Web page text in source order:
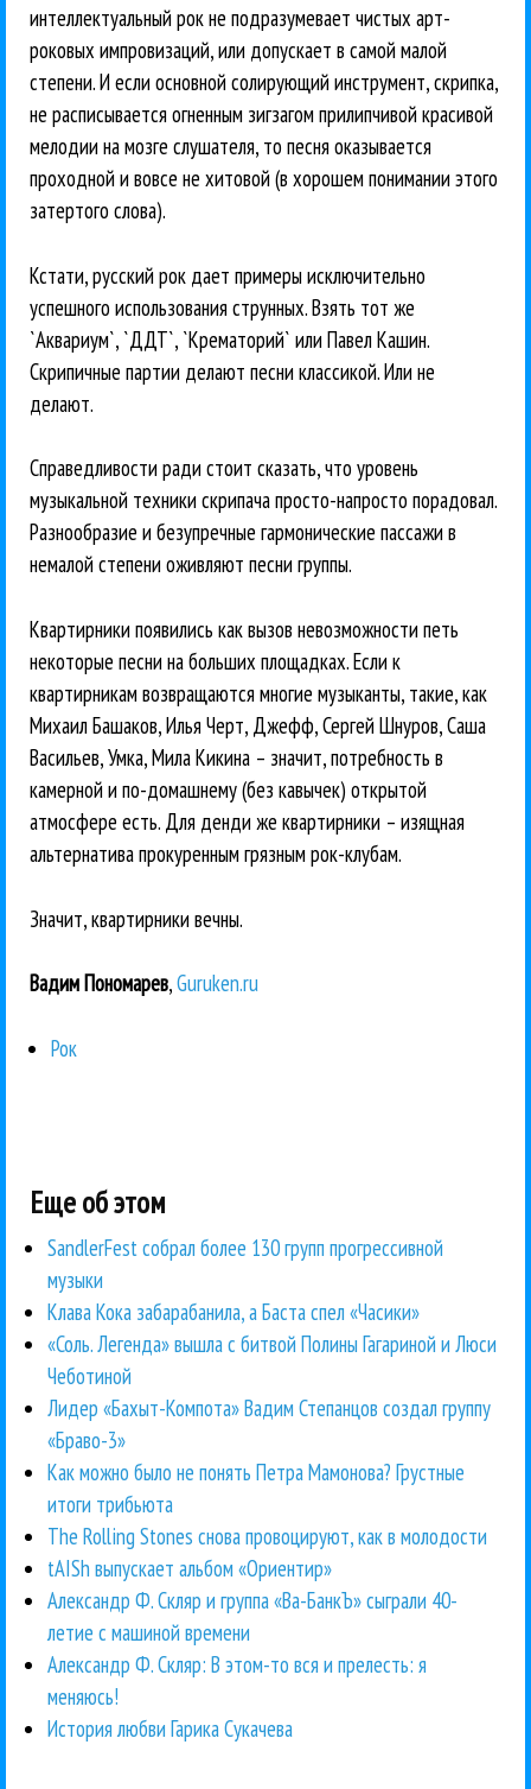
интеллектуальный рок не подразумевает чистых арт-
роковых импровизаций, или допускает в самой малой
степени. И если основной солирующий инструмент, скрипка,
не расписывается огненным зигзагом прилипчивой красивой
мелодии на мозге слушателя, то песня оказывается
проходной и вовсе не хитовой (в хорошем понимании этого
затертого слова).
Кстати, русский рок дает примеры исключительно
успешного использования струнных. Взять тот же
`Аквариум`, `ДДТ`, `Крематорий` или Павел Кашин.
Скрипичные партии делают песни классикой. Или не
делают.
Справедливости ради стоит сказать, что уровень
музыкальной техники скрипача просто-напросто порадовал.
Разнообразие и безупречные гармонические пассажи в
немалой степени оживляют песни группы.
Квартирники появились как вызов невозможности петь
некоторые песни на больших площадках. Если к
квартирникам возвращаются многие музыканты, такие, как
Михаил Башаков, Илья Черт, Джефф, Сергей Шнуров, Саша
Васильев, Умка, Мила Кикина – значит, потребность в
камерной и по-домашнему (без кавычек) открытой
атмосфере есть. Для денди же квартирники – изящная
альтернатива прокуренным грязным рок-клубам.
Значит, квартирники вечны.
Вадим Пономарев,Guruken.ru
Рок
Еще об этом
SandlerFest собрал более 130 групп прогрессивной
музыки
Клава Кока забарабанила, а Баста спел «Часики»
«Соль. Легенда» вышла с битвой Полины Гагариной и Люси
Чеботиной
Лидер «Бахыт-Компота» Вадим Степанцов создал группу
«Браво-3»
Как можно было не понять Петра Мамонова? Грустные
итоги трибьюта
The Rolling Stones снова провоцируют, как в молодости
tAISh выпускает альбом «Ориентир»
Александр Ф. Скляр и группа «Ва-БанкЪ» сыграли 40-
летие с машиной времени
Александр Ф. Скляр: В этом-то вся и прелесть: я
меняюсь!
История любви Гарика Сукачева